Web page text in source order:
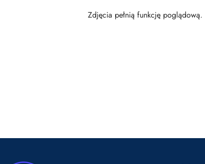
Zdjęcia pełnią funkcję poglądową.